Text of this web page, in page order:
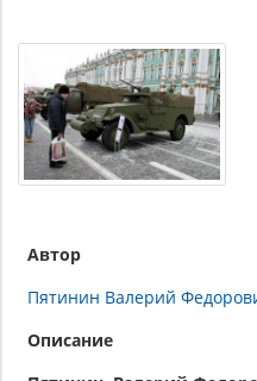
Автор
Пятинин Валерий
Описание